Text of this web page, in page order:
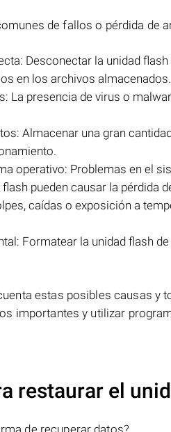
de fallos o pérdida de
Desconectar la unidad
en los archivos almacenados.
La presencia de virus o
Almacenar una gran
operativo: Problemas en el
pueden causar la pérdida
caídas o exposición a
Formatear la unidad flash
estas posibles causas y
importantes y utilizar
restaurar el
de recuperar datos?